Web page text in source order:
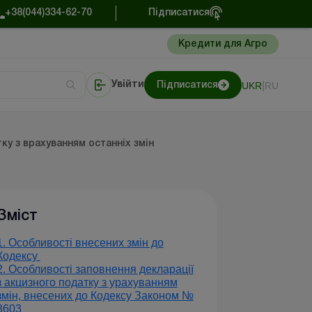
+38(044)334-62-70 Підписатися
Кредити для Агро
Увійти Підписатися UKR RU
з врахуванням останніх змін
Особливості внесених змін до
Особливості заповнення декларації
акцизного податку з урахуванням
внесених до Кодексу Законом №